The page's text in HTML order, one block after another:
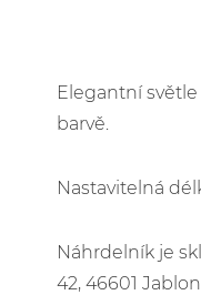
Elegantní
barvě.
Nastavitelná
Náhrdelník je
42, 46601